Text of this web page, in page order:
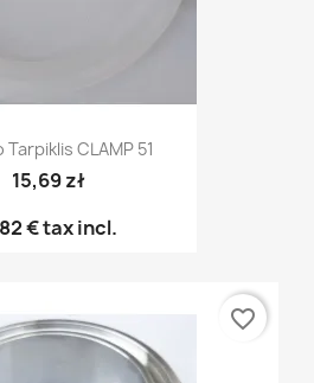
Tarpiklis CLAMP 51
15,69 zł
€tax incl.
favorite_border